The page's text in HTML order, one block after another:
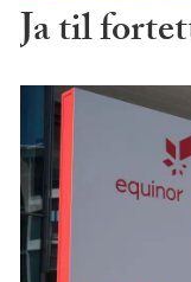
Ja til